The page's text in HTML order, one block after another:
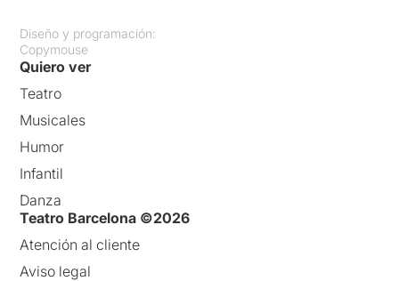
Diseño y programación:
Copymouse
Quiero ver
Teatro
Musicales
Humor
Infantil
Danza
Teatro Barcelona ©2026
Atención al cliente
Aviso legal